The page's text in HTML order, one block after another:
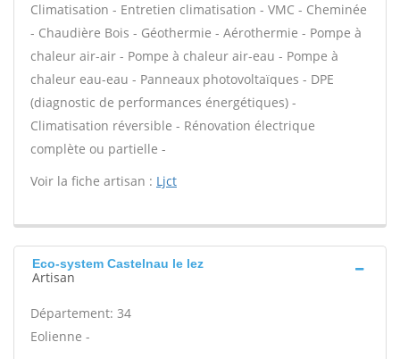
Climatisation - Entretien climatisation - VMC - Cheminée
- Chaudière Bois - Géothermie - Aérothermie - Pompe à
chaleur air-air - Pompe à chaleur air-eau - Pompe à
chaleur eau-eau - Panneaux photovoltaïques - DPE
(diagnostic de performances énergétiques) -
Climatisation réversible - Rénovation électrique
complète ou partielle -
Voir la fiche artisan : Ljct
Eco-system Castelnau le lez
Artisan
Département: 34
Eolienne -